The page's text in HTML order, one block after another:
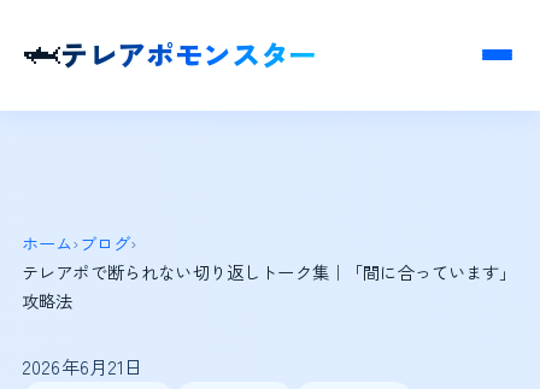
🦈テレアポモンスター
ホーム›ブログ›
テレアポで断られない切り返しトーク集｜「間に合っています」
攻略法
2026年6月21日